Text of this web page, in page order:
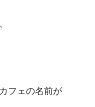
フェの名前が